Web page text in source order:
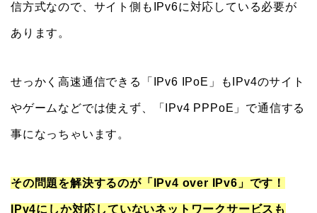
信方式なので、サイト側もIPv6に対応している必要が
あります。
せっかく高速通信できる「IPv6 IPoE」もIPv4のサイト
やゲームなどでは使えず、「IPv4 PPPoE」で通信する
事になっちゃいます。
その問題を解決するのが「IPv4 over IPv6」です！
IPv4にしか対応していないネットワークサービスも